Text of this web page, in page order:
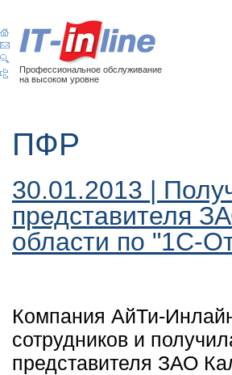
Профессиональное обслуживание
на высоком уровне
ПФР
30.01.2013 |
представителя
области по "1С-
Компания АйТи-
сотрудников и
представителя ЗАО